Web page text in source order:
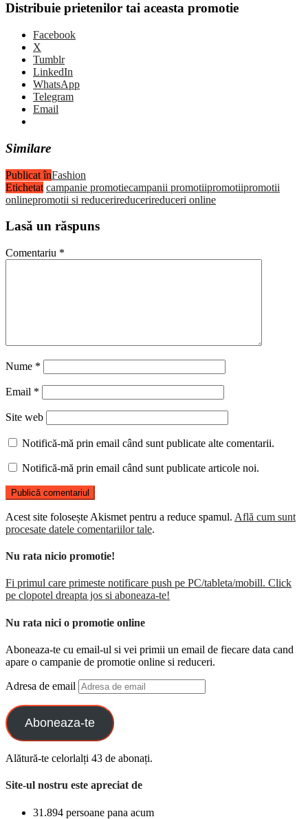
Distribuie prietenilor tai aceasta promotie
Facebook
X
Tumblr
LinkedIn
WhatsApp
Telegram
Email
Similare
Publicat înFashion
Etichetat campanie promotiecampanii promotiipromotiipromotii
onlinepromotii si reducerireducerireduceri online
Lasă un răspuns
Comentariu *
Nume *
Email *
Site web
Notifică-mă prin email când sunt publicate alte comentarii.
Notifică-mă prin email când sunt publicate articole noi.
Acest site folosește Akismet pentru a reduce spamul. Află cum sunt
procesate datele comentariilor tale.
Nu rata nicio promotie!
Fi primul care primeste notificare push pe PC/tableta/mobill. Click
pe clopotel dreapta jos si aboneaza-te!
Nu rata nici o promotie online
Aboneaza-te cu email-ul si vei primii un email de fiecare data cand
apare o campanie de promotie online si reduceri.
Adresa de email
Aboneaza-te
Alătură-te celorlalți 43 de abonați.
Site-ul nostru este apreciat de
31.894 persoane pana acum